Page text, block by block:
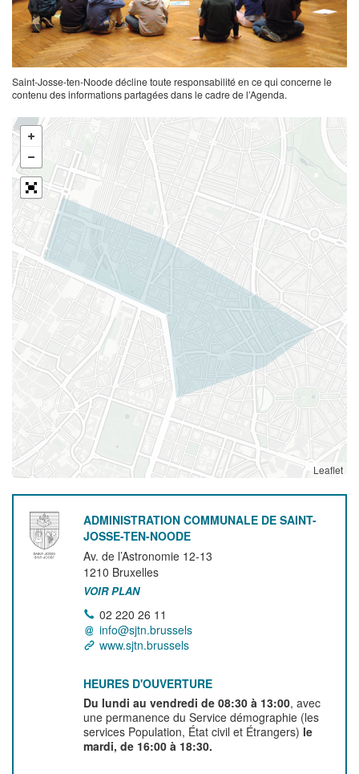
Saint-Josse-ten-Noode décline toute responsabilité en ce qui concerne le
contenu des informations partagées dans le cadre de l’Agenda.
Leaflet
ADMINISTRATION COMMUNALE DE SAINT-
JOSSE-TEN-NOODE
Av. de l’Astronomie 12-13
1210 Bruxelles
VOIR PLAN
02 220 26 11
info@sjtn.brussels
www.sjtn.brussels
HEURES D'OUVERTURE
Du lundi au vendredi de 08:30 à 13:00, avec
une permanence du Service démographie (les
services Population, État civil et Étrangers) le
mardi, de 16:00 à 18:30.